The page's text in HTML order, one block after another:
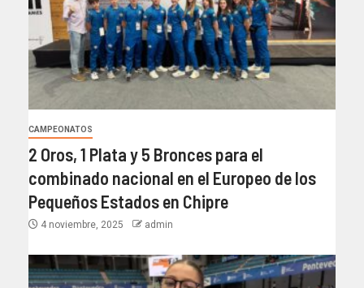
CAMPEONATOS
2 Oros, 1 Plata y 5 Bronces para el
combinado nacional en el Europeo de los
Pequeños Estados en Chipre
4 noviembre, 2025 admin